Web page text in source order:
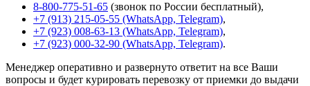
8-800-775-51-65 (звонок по России бесплатный),
+7 (913) 215-05-55 (WhatsApp, Telegram),
+7 (923) 008-63-13 (WhatsApp, Telegram),
+7 (923) 000-32-90 (WhatsApp, Telegram).
Менеджер оперативно и развернуто ответит на все Ваши
вопросы и будет курировать перевозку от приемки до выдачи